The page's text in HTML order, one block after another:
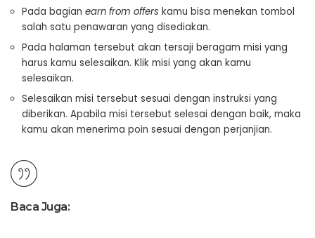
Pada bagian earn from offers kamu bisa menekan tombol
salah satu penawaran yang disediakan.
Pada halaman tersebut akan tersaji beragam misi yang
harus kamu selesaikan. Klik misi yang akan kamu
selesaikan.
Selesaikan misi tersebut sesuai dengan instruksi yang
diberikan. Apabila misi tersebut selesai dengan baik, maka
kamu akan menerima poin sesuai dengan perjanjian.
Baca Juga: